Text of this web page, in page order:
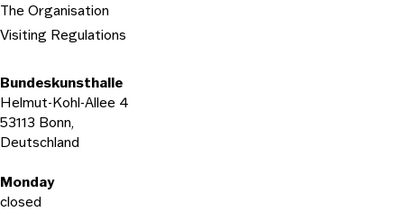
The Organisation
Visiting Regulations
Bundeskunsthalle
Helmut-Kohl-Allee 4
53113 Bonn,
Deutschland
Opening hours
Monday
closed